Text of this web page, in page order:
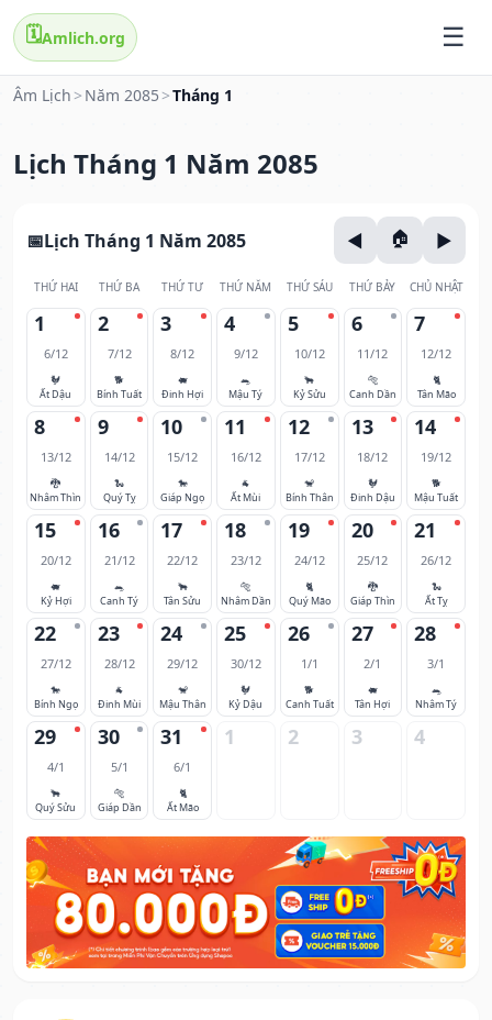
🗓️Amlich.org
Âm Lịch > Năm 2085 >Tháng 1
Lịch Tháng 1 Năm 2085
Lịch Tháng 1 Năm 2085
THỨ HAI THỨ BA THỨ TƯ THỨ NĂM THỨ SÁU THỨ BẢY CHỦ NHẬT
1
6/12
🐓
Ất Dậu
2
7/12
🐕
Bính Tuất
3
8/12
🐖
Đinh Hợi
4
9/12
🐀
Mậu Tý
5
10/12
🐂
Kỷ Sửu
6
11/12
🐅
Canh Dần
7
12/12
🐈
Tân Mão
8
13/12
🐉
Nhâm Thìn
9
14/12
🐍
Quý Tỵ
10
15/12
🐎
Giáp Ngọ
11
16/12
🐐
Ất Mùi
12
17/12
🐒
Bính Thân
13
18/12
🐓
Đinh Dậu
14
19/12
🐕
Mậu Tuất
15
20/12
🐖
Kỷ Hợi
16
21/12
🐀
Canh Tý
17
22/12
🐂
Tân Sửu
18
23/12
🐅
Nhâm Dần
19
24/12
🐈
Quý Mão
20
25/12
🐉
Giáp Thìn
21
26/12
🐍
Ất Tỵ
22
27/12
🐎
Bính Ngọ
23
28/12
🐐
Đinh Mùi
24
29/12
🐒
Mậu Thân
25
30/12
🐓
Kỷ Dậu
26
1/1
🐕
Canh Tuất
27
2/1
🐖
Tân Hợi
28
3/1
🐀
Nhâm Tý
29
4/1
🐂
Quý Sửu
30
5/1
🐅
Giáp Dần
31
6/1
🐈
Ất Mão
1 2 3 4